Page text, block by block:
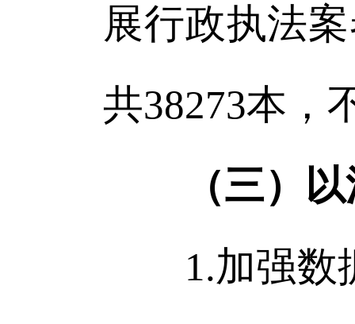
展行政执法
共38273本，
（三）
1.加强数据